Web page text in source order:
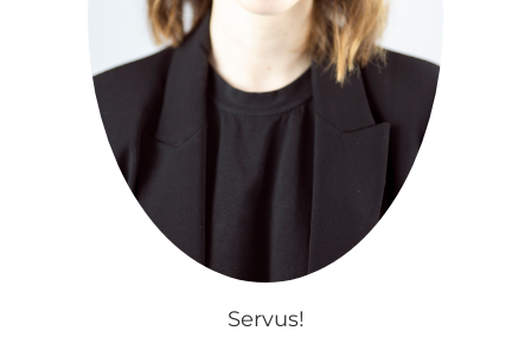
Servus!